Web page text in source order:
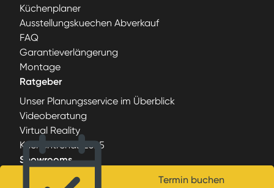
Küchenplaner
Ausstellungskuechen Abverkauf
FAQ
Garantieverlängerung
Montage
Ratgeber
Unser Planungsservice im Überblick
Videoberatung
Virtual Reality
Küchentrends 2025
Showrooms
Berlin-Charlottenburg
Termin buchen